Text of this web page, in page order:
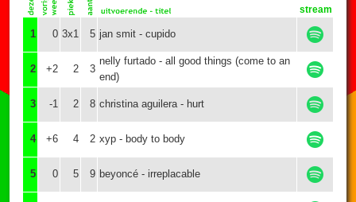
stream
1 0 3x1 5 jan smit - cupido
2 +2 2 3
nelly furtado - all good things (come to an
end)
3 -1 2 8 christina aguilera - hurt
4 +6 4 2 xyp - body to body
5 0 5 9 beyoncé - irreplacable